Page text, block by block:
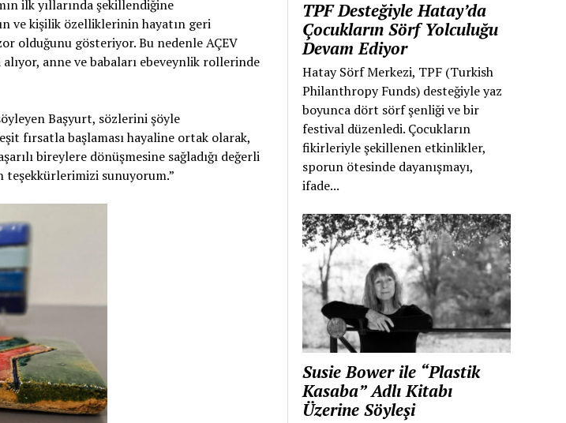
ilk yıllarında şekillendiğine
ve kişilik özelliklerinin hayatın geri
olduğunu gösteriyor. Bu nedenle AÇEV
alıyor, anne ve babaları ebeveynlik rollerinde
Başyurt, sözlerini şöyle
fırsatla başlaması hayaline ortak olarak,
bireylere dönüşmesine sağladığı değerli
sunuyorum.”
TPF Desteğiyle Hatay’da
Çocukların Sörf Yolculuğu
Devam Ediyor
Hatay Sörf Merkezi, TPF (Turkish
Philanthropy Funds) desteğiyle yaz
boyunca dört sörf şenliği ve bir
festival düzenledi. Çocukların
fikirleriyle şekillenen etkinlikler,
sporun ötesinde dayanışmayı,
ifade...
Susie Bower ile “Plastik
Kasaba” Adlı Kitabı
Üzerine Söyleşi